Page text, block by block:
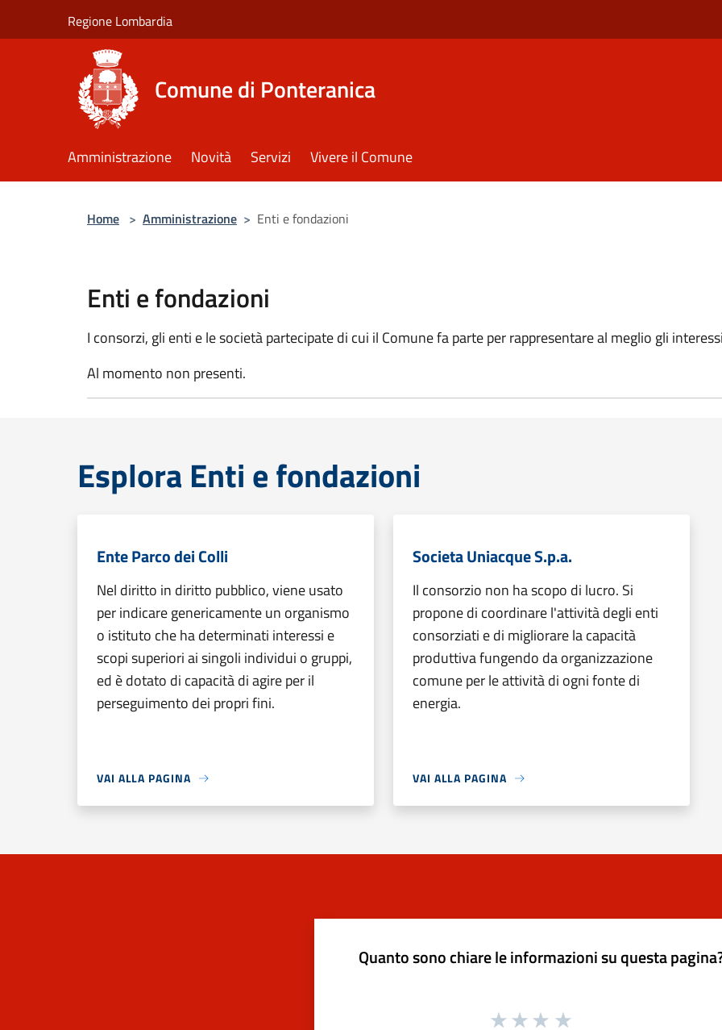
Regione Lombardia
Comune di Ponteranica
Amministrazione Novità Servizi Vivere il Comune
Home > Amministrazione > Enti e fondazioni
Enti e fondazioni
I consorzi, gli enti e le società partecipate di cui il Comune fa parte per rappresentare al meglio gli
Al momento non presenti.
Esplora Enti e fondazioni
Ente Parco dei Colli
Nel diritto in diritto pubblico, viene usato
per indicare genericamente un organismo
o istituto che ha determinati interessi e
scopi superiori ai singoli individui o gruppi,
ed è dotato di capacità di agire per il
perseguimento dei propri fini.
VAI ALLA PAGINA
Societa Uniacque S.p.a.
Il consorzio non ha scopo di lucro. Si
propone di coordinare l'attività degli enti
consorziati e di migliorare la capacità
produttiva fungendo da organizzazione
comune per le attività di ogni fonte di
energia.
VAI ALLA PAGINA
Quanto sono chiare le informazioni su questa